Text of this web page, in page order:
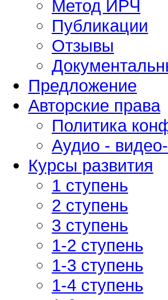
Метод ИРЧ
Публикации
Отзывы
Предложение
Авторские права
Политика
Аудио -
Курсы развития
1 ступень
2 ступень
3 ступень
1-2 ступень
1-3 ступень
1-4 ступень